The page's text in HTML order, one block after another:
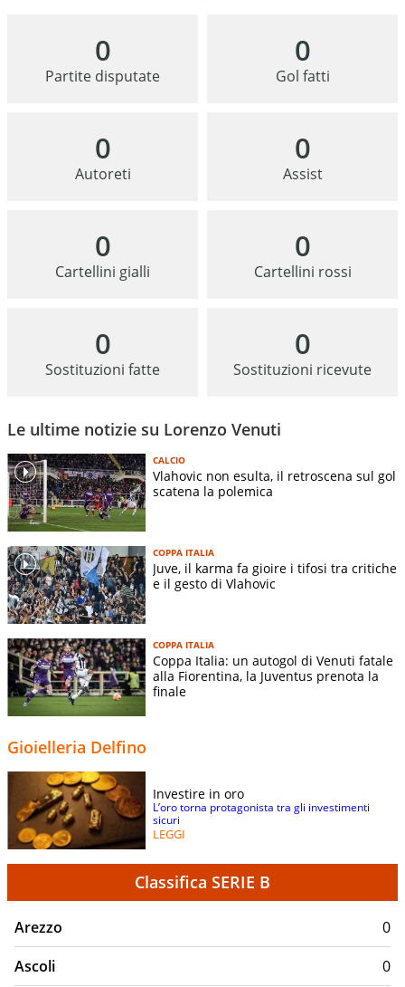
0
Partite disputate
0
Gol fatti
0
Autoreti
0
Assist
0
Cartellini gialli
0
Cartellini rossi
0
Sostituzioni fatte
0
Sostituzioni ricevute
Le ultime notizie su Lorenzo Venuti
CALCIO
Vlahovic non esulta, il retroscena sul gol
scatena la polemica
COPPA ITALIA
Juve, il karma fa gioire i tifosi tra critiche
e il gesto di Vlahovic
COPPA ITALIA
Coppa Italia: un autogol di Venuti fatale
alla Fiorentina, la Juventus prenota la
finale
Gioielleria Delfino
Investire in oro
L’oro torna protagonista tra gli investimenti
sicuri
LEGGI
Classifica SERIE B
Arezzo
0
Ascoli
0